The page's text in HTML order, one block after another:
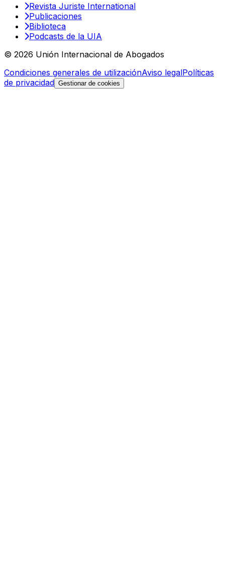
Revista Juriste International
Publicaciones
Biblioteca
Podcasts de la UIA
© 2026 Unión Internacional de Abogados
Condiciones generales de utilizaciónAviso legalPolíticas
de privacidad Gestionar de cookies